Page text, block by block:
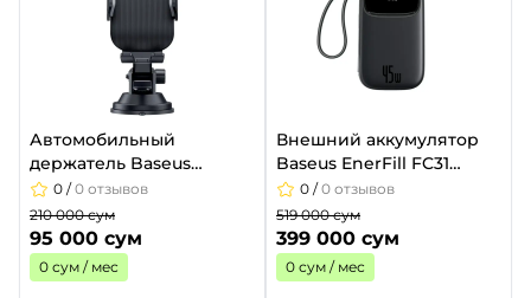
Автомобильный
держатель Baseus
UltraControl Go Series
Clamp-Type Phone
Holder Cluster Black
C4036160
0 /0 отзывов
210 000 сум
95 000 сум
0 сум / мес
Внешний аккумулятор
Baseus EnerFill FC31
20000mAh 45W Cosmic
Black E0028D00
0 /0 отзывов
519 000 сум
399 000 сум
0 сум / мес